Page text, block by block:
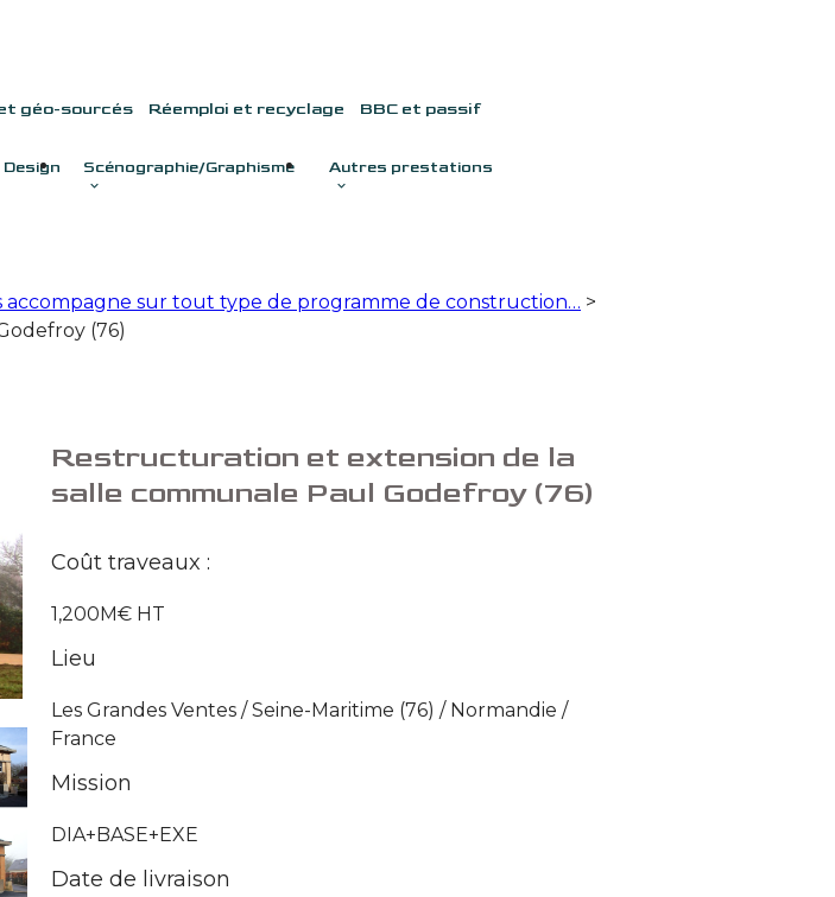
géo-sourcés Réemploi et recyclage BBC et passif
Design Scénographie/Graphisme Autres prestations
sur tout type de programme de construction… >
(76)
Restructuration et extension de la
salle communale Paul Godefroy (76)
Coût traveaux :
1,200M€ HT
Lieu
Les Grandes Ventes / Seine-Maritime (76) / Normandie /
France
Mission
DIA+BASE+EXE
Date de livraison